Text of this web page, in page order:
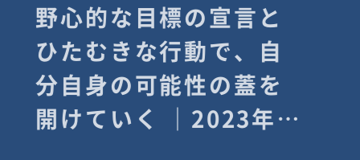
野心的な目標の宣言と
ひたむきな行動で、自
分自身の可能性の蓋を
開けていく ｜2023年度